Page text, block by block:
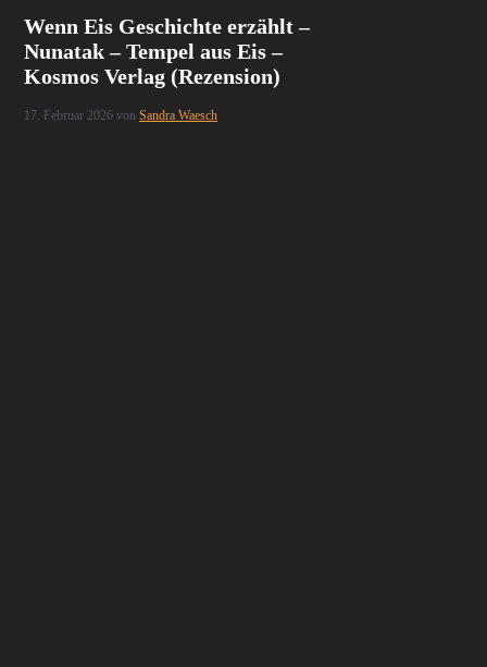
Wenn Eis Geschichte erzählt –
Nunatak – Tempel aus Eis –
Kosmos Verlag (Rezension)
17. Februar 2026 vonSandra Waesch